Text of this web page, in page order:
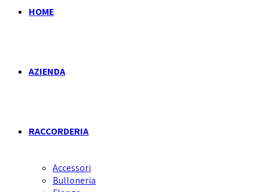
HOME
AZIENDA
RACCORDERIA
Accessori
Bulloneria